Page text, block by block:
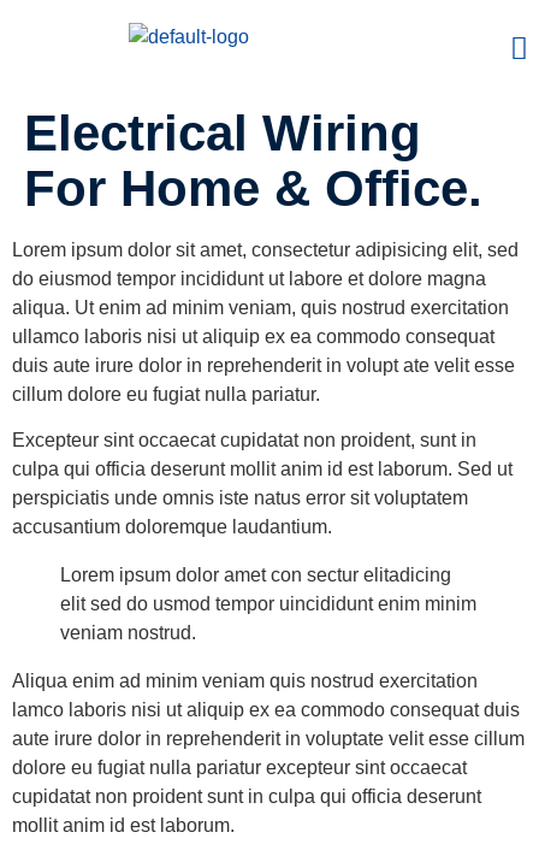
Electrical Wiring
For Home & Office.
Lorem ipsum dolor sit amet, consectetur adipisicing elit, sed
do eiusmod tempor incididunt ut labore et dolore magna
aliqua. Ut enim ad minim veniam, quis nostrud exercitation
ullamco laboris nisi ut aliquip ex ea commodo consequat
duis aute irure dolor in reprehenderit in volupt ate velit esse
cillum dolore eu fugiat nulla pariatur.
Excepteur sint occaecat cupidatat non proident, sunt in
culpa qui officia deserunt mollit anim id est laborum. Sed ut
perspiciatis unde omnis iste natus error sit voluptatem
accusantium doloremque laudantium.
Lorem ipsum dolor amet con sectur elitadicing
elit sed do usmod tempor uincididunt enim minim
veniam nostrud.
Aliqua enim ad minim veniam quis nostrud exercitation
lamco laboris nisi ut aliquip ex ea commodo consequat duis
aute irure dolor in reprehenderit in voluptate velit esse cillum
dolore eu fugiat nulla pariatur excepteur sint occaecat
cupidatat non proident sunt in culpa qui officia deserunt
mollit anim id est laborum.